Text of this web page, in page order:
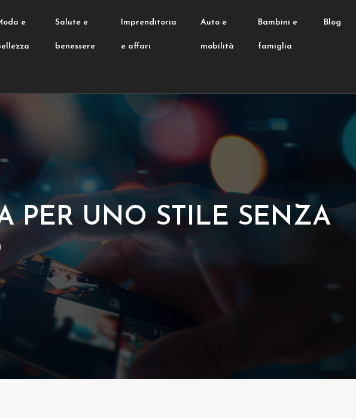
e Salute e
benessere
Imprenditoria
e affari
Auto e
mobilità
Bambini e
famiglia
Blog
PER UNO STILE SENZA